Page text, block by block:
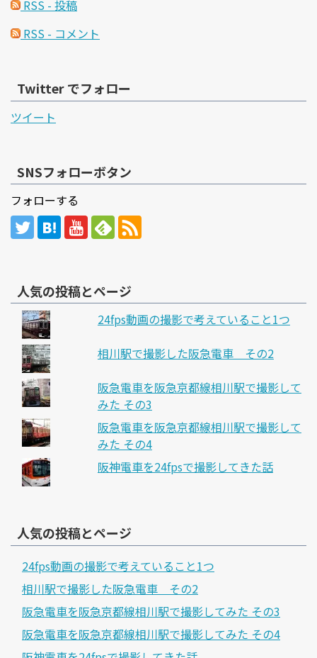
RSS - 投稿
RSS - コメント
Twitter でフォロー
ツイート
SNSフォローボタン
フォローする
人気の投稿とページ
24fps動画の撮影で考えていること1つ
相川駅で撮影した阪急電車 その2
阪急電車を阪急京都線相川駅で撮影して
みた その3
阪急電車を阪急京都線相川駅で撮影して
みた その4
阪神電車を24fpsで撮影してきた話
人気の投稿とページ
24fps動画の撮影で考えていること1つ
相川駅で撮影した阪急電車 その2
阪急電車を阪急京都線相川駅で撮影してみた その3
阪急電車を阪急京都線相川駅で撮影してみた その4